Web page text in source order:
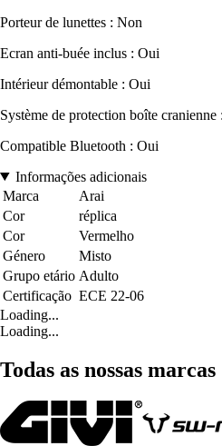
Porteur de lunettes : Non
Ecran anti-buée inclus : Oui
Intérieur démontable : Oui
Système de protection boîte cranienne
Compatible Bluetooth : Oui
Informações adicionais
Marca
Arai
Cor
réplica
Cor
Vermelho
Género
Misto
Grupo etário Adulto
Certificação ECE 22-06
Loading...
Loading...
Todas as nossas marcas